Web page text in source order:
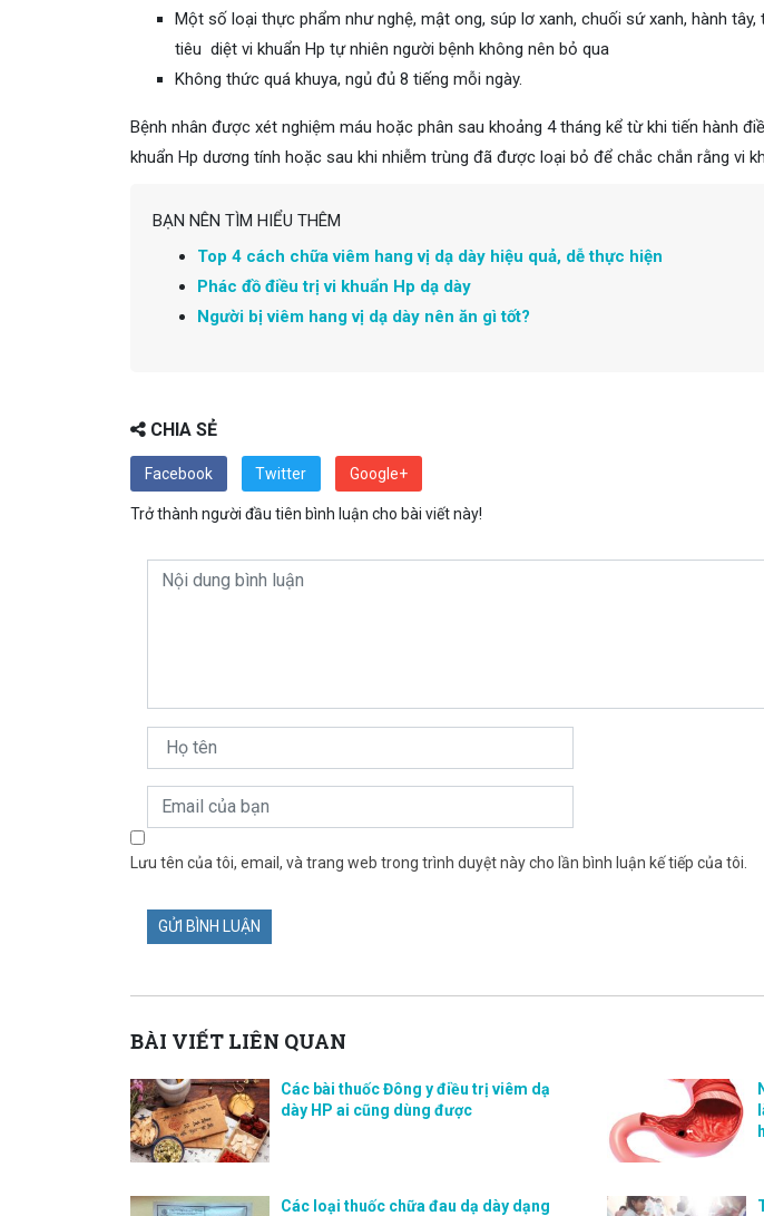
Một số loại thực phẩm như nghệ, mật ong, súp lơ xanh, chuối sứ xanh, hành
tiêu diệt vi khuẩn Hp tự nhiên người bệnh không nên bỏ qua
Không thức quá khuya, ngủ đủ 8 tiếng mỗi ngày.
Bệnh nhân được xét nghiệm máu hoặc phân sau khoảng 4 tháng kể từ khi tiến hành
khuẩn Hp dương tính hoặc sau khi nhiễm trùng đã được loại bỏ để chắc chắn rằng vi
BẠN NÊN TÌM HIỂU THÊM
Top 4 cách chữa viêm hang vị dạ dày hiệu quả, dễ thực hiện
Phác đồ điều trị vi khuẩn Hp dạ dày
Người bị viêm hang vị dạ dày nên ăn gì tốt?
CHIA SẺ
Facebook Twitter Google+
Trở thành người đầu tiên bình luận cho bài viết này!
Lưu tên của tôi, email, và trang web trong trình duyệt này cho lần bình luận kế tiếp của tôi.
BÀI VIẾT LIÊN QUAN
Các bài thuốc Đông y điều trị viêm dạ
dày HP ai cũng dùng được
Các loại thuốc chữa đau dạ dày dạng